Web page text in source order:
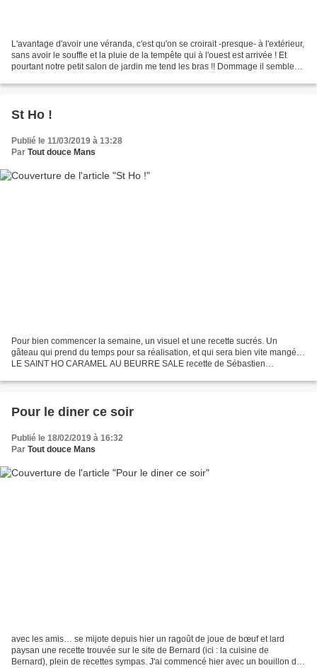
L'avantage d'avoir une véranda, c'est qu'on se croirait -presque- à l'extérieur,
sans avoir le souffle et la pluie de la tempête qui à l'ouest est arrivée ! Et
pourtant notre petit salon de jardin me tend les bras !! Dommage il semble
St Ho !
Publié le 11/03/2019 à 13:28
Par Tout douce Mans
Pour bien commencer la semaine, un visuel et une recette sucrés. Un
gâteau qui prend du temps pour sa réalisation, et qui sera bien vite mangé…
LE SAINT HO CARAMEL AU BEURRE SALE recette de Sébastien
Pour le diner ce soir
Publié le 18/02/2019 à 16:32
Par Tout douce Mans
avec les amis… se mijote depuis hier un ragoût de joue de bœuf et lard
paysan une recette trouvée sur le site de Bernard (ici : la cuisine de
Bernard), plein de recettes sympas. J'ai commencé hier avec un bouillon de